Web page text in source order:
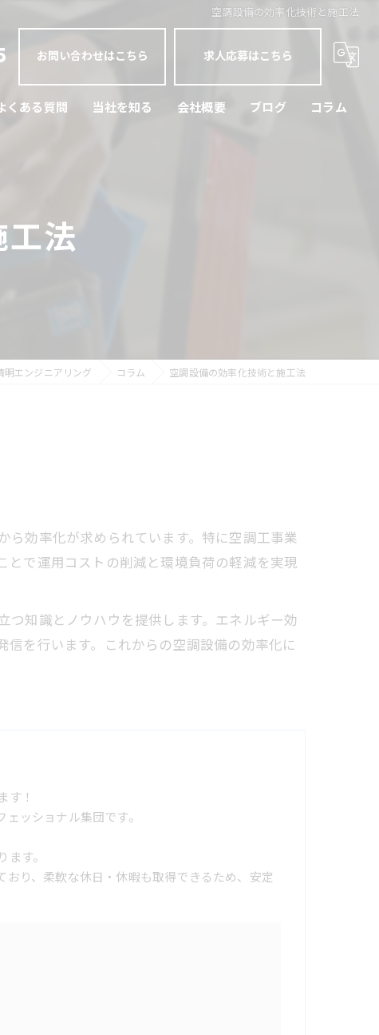
空調設備の効率化技術と施工法
お問い合わせはこちら 求人応募はこちら
くある質問 当社を知る 会社概要 ブログ コラム
法
エンジニアリング コラム 空調設備の効率化技術と施工法
効率化が求められています。特に空調工事業
で運用コストの削減と環境負荷の軽減を実現
知識とノウハウを提供します。エネルギー効
を行います。これからの空調設備の効率化に
す！
ッショナル集団です。
す。
り、柔軟な休日・休暇も取得できるため、安定